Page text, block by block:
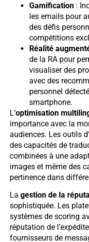
Gamification :
les emails pour
des défis
compétitions
Réalité
de la RA pour
visualiser des
avec des
personnel
smartphone.
L’optimisation
importance avec la
audiences. Les outils
des capacités de
combinées à une
images et même des
pertinence dans
La gestion de la
sophistiquée. Les
systèmes de scoring
réputation de
fournisseurs de